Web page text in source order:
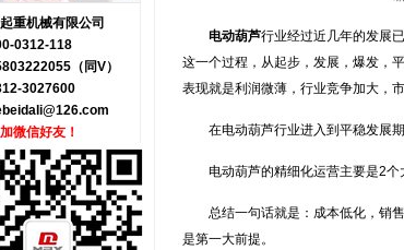
重机械有限公司
0312-118
（同V）
3027600
微信好友！
电动葫芦行业经过近几年的发展
这一个过程，从起步，发展，爆发，
表现就是利润微薄，行业竞争加大，市
在电动葫芦行业进入到平稳发展
电动葫芦的精细化运营主要是2个
总结一句话就是：成本低化，销
是第一大前提。